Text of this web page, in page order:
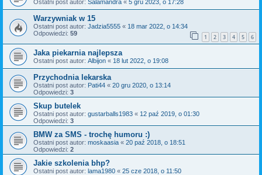
Ostatni post autor: Salamandra « 5 gru 2023, o 17:28
Warzywniak w 15
Ostatni post autor: Jadzia5555 « 18 mar 2022, o 14:34
Odpowiedzi: 59 1 2 3 4 5 6
Jaka piekarnia najlepsza
Ostatni post autor: Albijon « 18 lut 2022, o 19:08
Przychodnia lekarska
Ostatni post autor: Pati44 « 20 gru 2020, o 13:14
Odpowiedzi: 3
Skup butelek
Ostatni post autor: gustarballs1983 « 12 paź 2019, o 01:30
Odpowiedzi: 3
BMW za SMS - trochę humoru :)
Ostatni post autor: moskaasia « 20 paź 2018, o 18:51
Odpowiedzi: 2
Jakie szkolenia bhp?
Ostatni post autor: lama1980 « 25 cze 2018, o 11:50